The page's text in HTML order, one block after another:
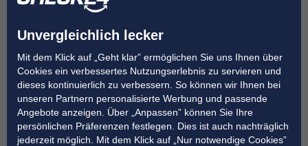
Unvergleichlich lecker
Mit dem Klick auf „Geht klar” ermöglichen Sie uns Ihnen über
Cookies ein verbessertes Nutzungserlebnis zu servieren und
dieses kontinuierlich zu verbessern. So können wir Ihnen bei
unseren Partnern personalisierte Werbung und passende
Angebote anzeigen. Über „Anpassen” können Sie Ihre
persönlichen Präferenzen festlegen. Dies ist auch nachträglich
jederzeit möglich. Mit dem Klick auf „Nur notwendige Cookies”